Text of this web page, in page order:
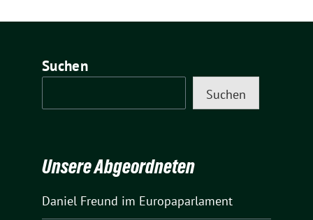
Suchen
Suchen
Unsere Abgeordneten
Daniel Freund im Europaparlament